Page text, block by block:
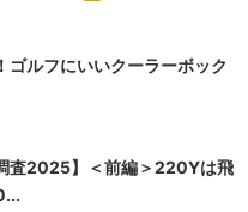
ゴルフにいいクーラーボック
査2025】＜前編＞220Yは飛